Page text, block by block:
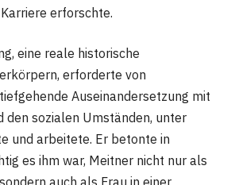
erforschte.
eine reale historische
erforderte von
Auseinandersetzung mit
den sozialen Umständen, unter
und arbeitete. Er betonte in
es ihm war, Meitner nicht nur als